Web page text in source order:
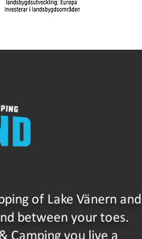
of Lake Vänern and
between your toes.